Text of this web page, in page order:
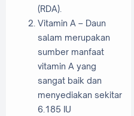
(RDA).
Vitamin A – Daun
salam merupakan
sumber manfaat
vitamin A yang
sangat baik dan
menyediakan sekitar
6.185 IU